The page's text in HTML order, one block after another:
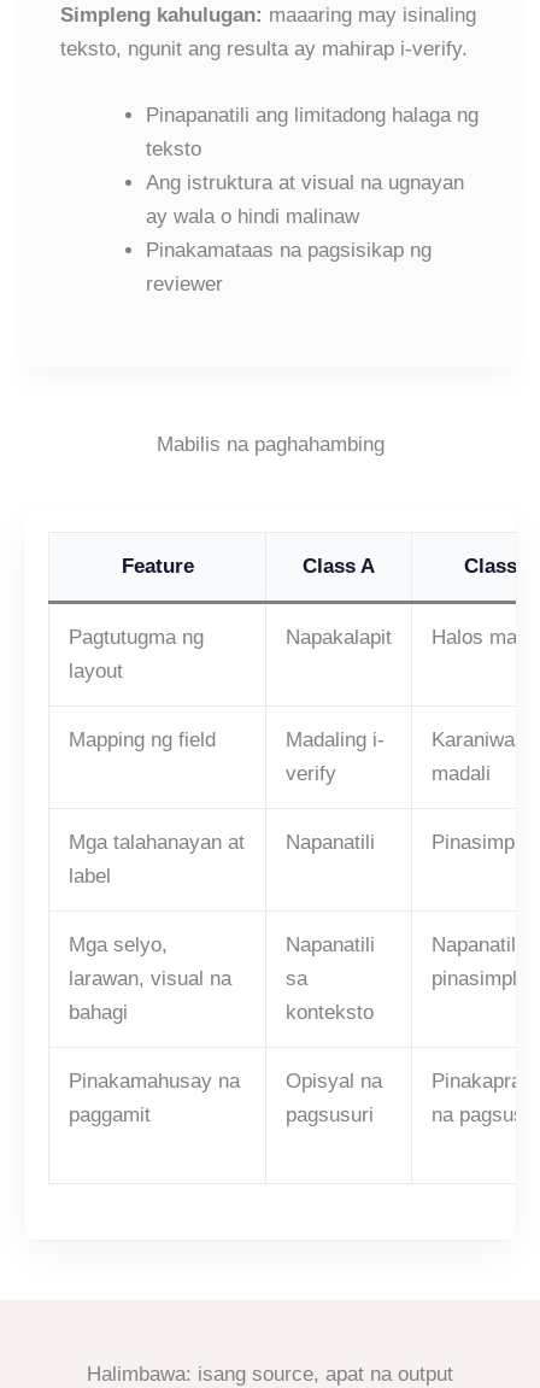
Simpleng kahulugan: maaaring may isinaling
teksto, ngunit ang resulta ay mahirap i-verify.
Pinapanatili ang limitadong halaga ng
teksto
Ang istruktura at visual na ugnayan
ay wala o hindi malinaw
Pinakamataas na pagsisikap ng
reviewer
Mabilis na paghahambing
Feature Class A Class B
Pagtutugma ng
layout
Napakalapit Halos
Mapping ng field
Madaling i-
verify
Karaniwang
madali
Mga talahanayan at
label
Napanatili Pinasimple
Mga selyo,
larawan, visual na
bahagi
Napanatili
sa
konteksto
Napanatili o
pinasimple
Pinakamahusay na
paggamit
Opisyal na
pagsusuri
na
Halimbawa: isang source, apat na output